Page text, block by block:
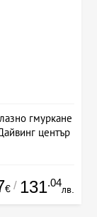
гмуркане
център
€ / 131.04
лв.